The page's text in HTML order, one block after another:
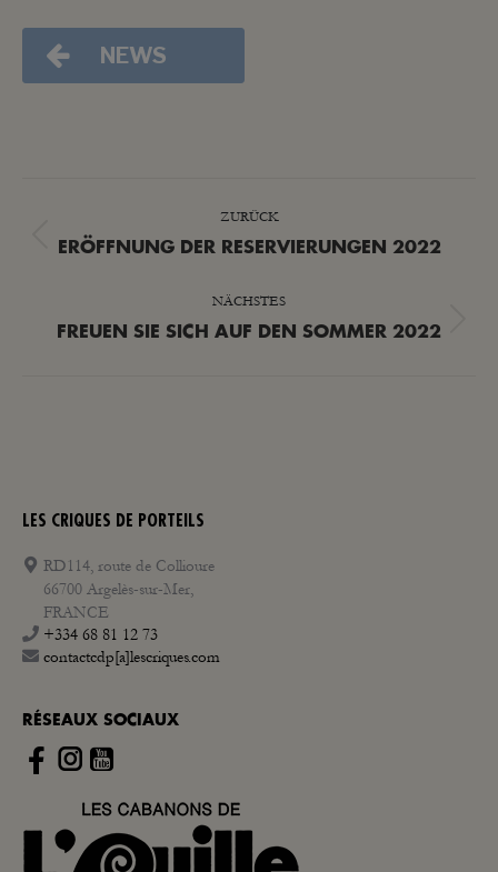
NEWS
ZURÜCK
Vorheriger
ERÖFFNUNG DER RESERVIERUNGEN 2022
NÄCHSTES
Nächster
FREUEN SIE SICH AUF DEN SOMMER 2022
LES CRIQUES DE PORTEILS
RD114, route de Collioure
66700 Argelès-sur-Mer,
FRANCE
+334 68 81 12 73
contactcdp[a]lescriques.com
RÉSEAUX SOCIAUX
Instagram